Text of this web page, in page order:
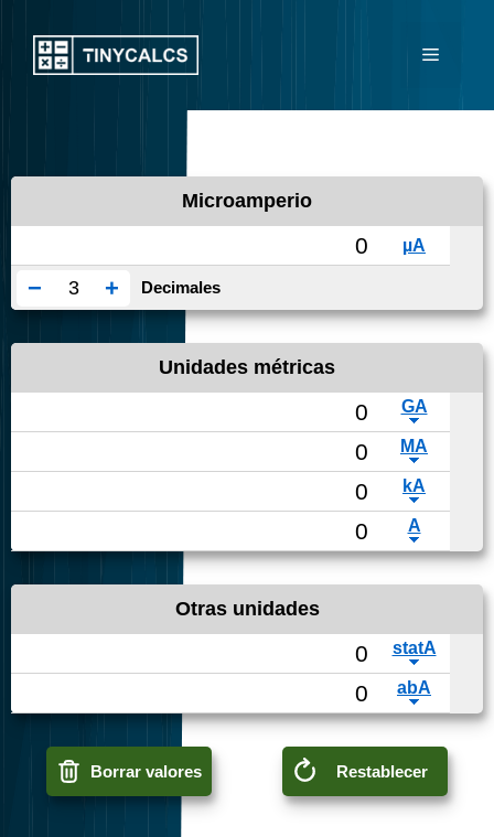
contenido
Menú
Microamperio
− + Decimales
Unidades métricas
Otras unidades
Borrar valores Restablecer